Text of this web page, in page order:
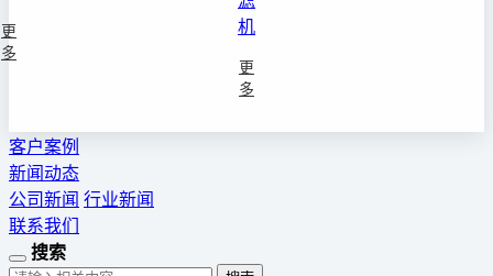
更
多
机
更
多
客户案例
新闻动态
公司新闻 行业新闻
联系我们
搜索